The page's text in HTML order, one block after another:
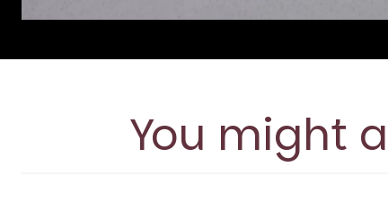
You might